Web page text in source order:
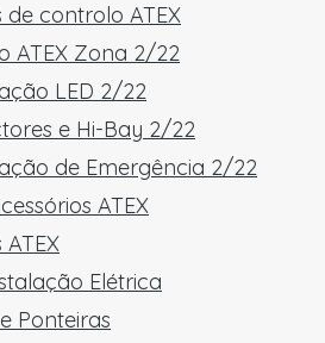
de controlo ATEX
ATEX Zona 2/22
LED 2/22
e Hi-Bay 2/22
de Emergência 2/22
ATEX
ATEX
Elétrica
Ponteiras